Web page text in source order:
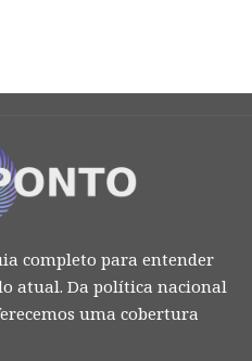
completo para entender
atual. Da política nacional
uma cobertura